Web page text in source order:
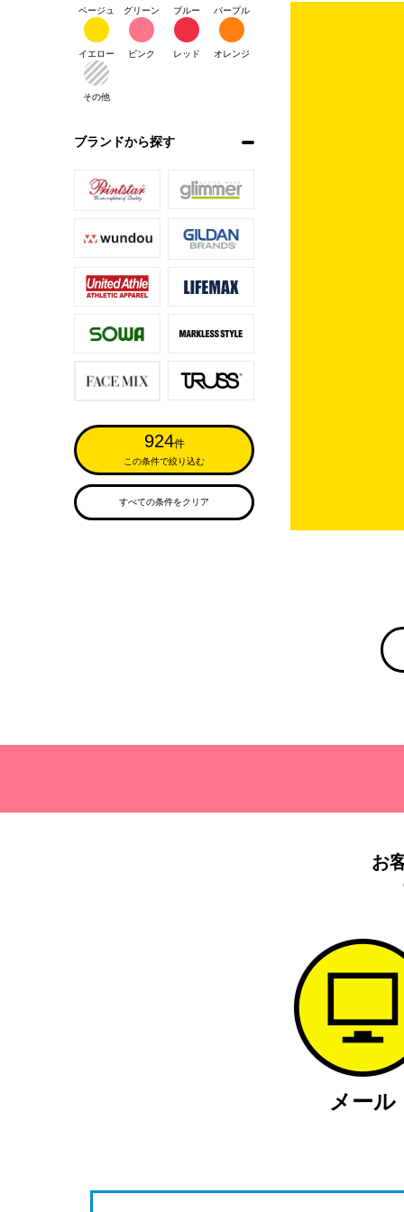
ベージュ グリーン ブルー パープル
イエロー ピンク レッド オレンジ
その他
ブランドから探す
924件
この条件で絞り込む
すべての条件をクリア
お
メール